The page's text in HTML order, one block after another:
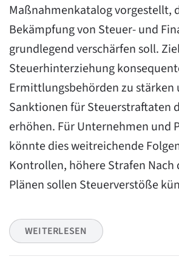
Maßnahmenkatalog vorgestellt,
Bekämpfung von Steuer- und
grundlegend verschärfen soll.
Steuerhinterziehung
Ermittlungsbehörden zu stärken
Sanktionen für Steuerstraftaten
erhöhen. Für Unternehmen und
könnte dies weitreichende
Kontrollen, höhere Strafen Nach
Plänen sollen Steuerverstöße
WEITERLESEN